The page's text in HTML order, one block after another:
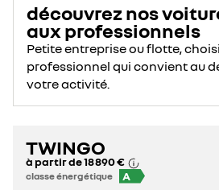
découvrez nos
aux professionnels
Petite entreprise ou flotte,
professionnel qui convient au
votre activité.
TWINGO
à partir de18 890 €
classe énergétique A